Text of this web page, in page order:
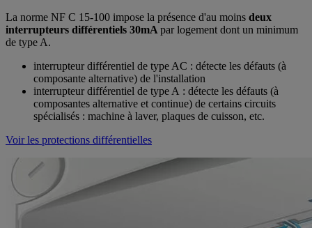
La norme NF C 15-100 impose la présence d'au moins deux
interrupteurs différentiels 30mA par logement dont un minimum
de type A.
interrupteur différentiel de type AC : détecte les défauts (à
composante alternative) de l'installation
interrupteur différentiel de type A : détecte les défauts (à
composantes alternative et continue) de certains circuits
spécialisés : machine à laver, plaques de cuisson, etc.
Voir les protections différentielles